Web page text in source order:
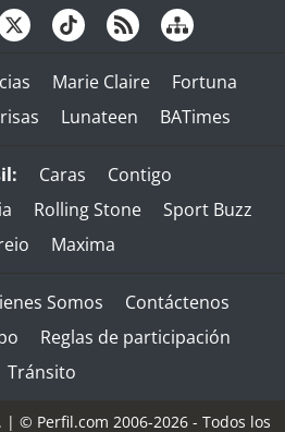
Marie Claire
Fortuna
Lunateen BATimes
Caras
Contigo
Rolling Stone
Sport Buzz
Maxima
Somos
Contáctenos
Reglas de participación
Tránsito
| © Perfil.com 2006-2026 - Todos los